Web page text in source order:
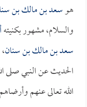
هوسعد بن مالك بن
والسلام، مشهور بكنيته
سعد بن مالك بن سنان
الحديث عن النبي صلى
الله تعالى عنهم